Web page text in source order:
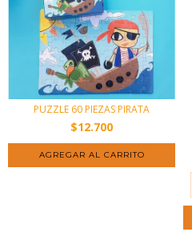
PUZZLE 60 PIEZAS PIRATA
$12.700